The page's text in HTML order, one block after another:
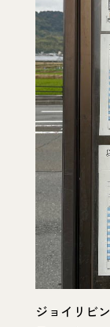
ジョイリビ